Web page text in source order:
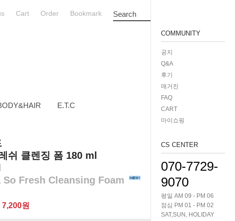
Cart Order Bookmark Search
E.T.C
COMMUNITY
공지
Q&A
후기
매거진
FAQ
CART
마이쇼핑
CS CENTER
070-7729-
9070
평일 AM 09 - PM 06
점심 PM 01 - PM 02
SAT,SUN, HOLIDAY
쉬 클렌징 폼 180 ml
So Fresh Cleansing Foam
7,200원